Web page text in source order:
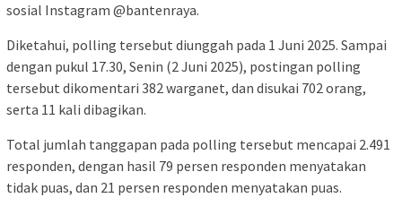
sosial Instagram @bantenraya.
Diketahui, polling tersebut diunggah pada 1 Juni 2025. Sampai
dengan pukul 17.30, Senin (2 Juni 2025), postingan polling
tersebut dikomentari 382 warganet, dan disukai 702 orang,
serta 11 kali dibagikan.
Total jumlah tanggapan pada polling tersebut mencapai 2.491
responden, dengan hasil 79 persen responden menyatakan
tidak puas, dan 21 persen responden menyatakan puas.